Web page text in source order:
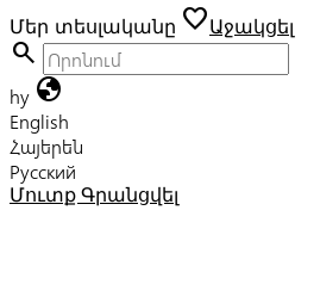
Մեր տեսլականը favoriteԱջակցել
search
hy globe
English
Հայերեն
Русский
Մուտք Գրանցվել